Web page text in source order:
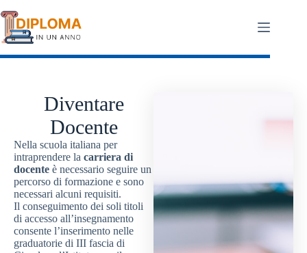
al
contenuto
Diventare
Docente
Nella scuola italiana per
intraprendere la carriera di
docente è necessario seguire un
percorso di formazione e sono
necessari alcuni requisiti.
Il conseguimento dei soli titoli
di accesso all’insegnamento
consente l’inserimento nelle
graduatorie di III fascia di